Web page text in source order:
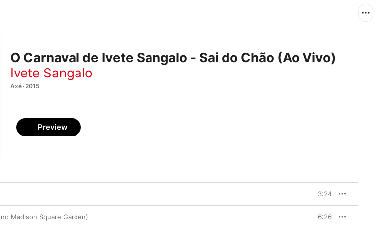
O Carnaval de Ivete Sangalo - Sai do Chão (Ao Vivo)
Ivete Sangalo
Axé · 2015
Preview
3:24
Madison Square Garden) 6:26